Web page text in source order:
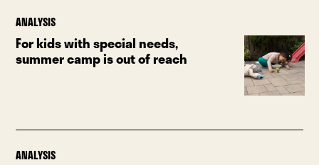
ANALYSIS
For kids with special needs,
summer camp is out of reach
ANALYSIS